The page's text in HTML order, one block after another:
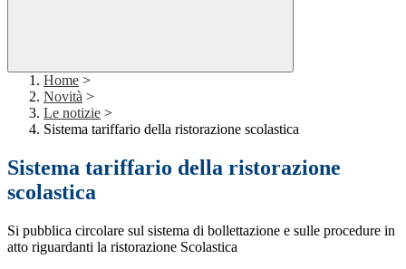
Home >
Novità >
Le notizie >
Sistema tariffario della ristorazione scolastica
Sistema tariffario della ristorazione
scolastica
Si pubblica circolare sul sistema di bollettazione e sulle procedure in
atto riguardanti la ristorazione Scolastica